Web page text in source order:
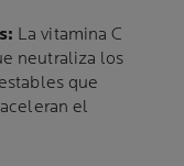
La vitamina C
neutraliza los
que
el